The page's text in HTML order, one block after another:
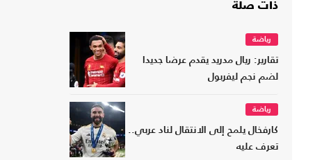
ذات صلة
رياضة
تقارير: ريال مدريد يقدم عرضا جديدا
لضم نجم ليفربول
رياضة
كارفخال يلمح إلى الانتقال لناد عربي..
تعرف عليه